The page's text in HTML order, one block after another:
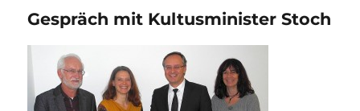
Gespräch mit Kultusminister Stoch